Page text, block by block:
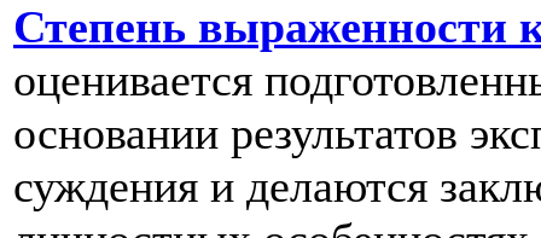
Степень выраженности
оценивается
основании результатов
суждения и делаются